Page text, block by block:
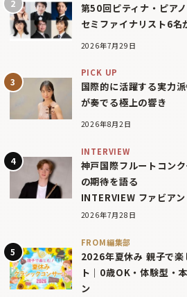
第50回ピティナ・ピア
セミファイナリスト6名
2026年7月29日
PICK UP
国際的に活躍する実力
が奏でる極上の響き
2026年8月2日
INTERVIEW
神戸国際フルートコン
の期待を語る
INTERVIEW ファビア
2026年7月28日
FROM編集部
2026年夏休み 親子で
ト｜0歳OK・体験型・
ン